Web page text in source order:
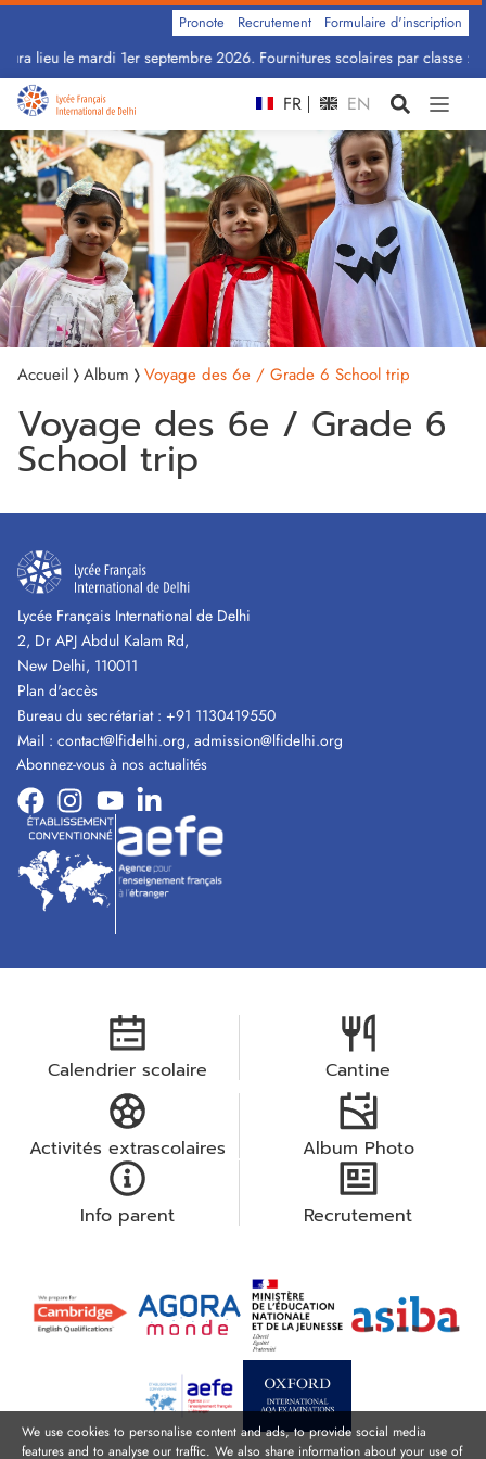
lieu le mardi 1er septembre 2026. Fournitures scolaires par classe :
Pronote Recrutement Formulaire d'inscription
FR EN
Accueil Album Voyage des 6e / Grade 6 School trip
Voyage des 6e / Grade 6
School trip
Lycée Français International de Delhi
2, Dr APJ Abdul Kalam Rd,
New Delhi, 110011
Plan d'accès
Bureau du secrétariat : +91 1130419550
Mail : contact@lfidelhi.org, admission@lfidelhi.org
Abonnez-vous à nos actualités
Calendrier scolaire Cantine
Activités extrascolaires Album Photo
Info parent Recrutement
We use cookies to personalise content and ads, to provide social media
features and to analyse our traffic. We also share information about your use of